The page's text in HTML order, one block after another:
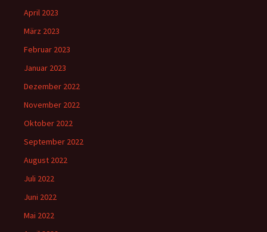
April 2023
März 2023
Februar 2023
Januar 2023
Dezember 2022
November 2022
Oktober 2022
September 2022
August 2022
Juli 2022
Juni 2022
Mai 2022